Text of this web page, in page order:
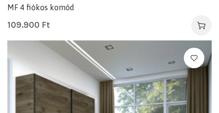
MF 4 fiókos komód
109.900 Ft